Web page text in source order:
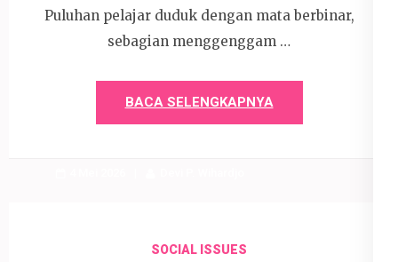
Puluhan pelajar duduk dengan mata berbinar,
sebagian menggenggam …
BACA SELENGKAPNYA
SOCIAL ISSUES